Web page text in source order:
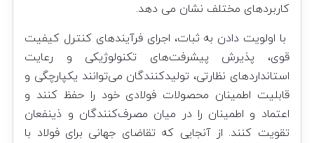
کاربردهای مختلف نشان می دهد.
با اولویت دادن به ثبات، اجرای فرآیندهای کنترل کیفیت
قوی، پذیرش پیشرفت‌های تکنولوژیکی و رعایت
استانداردهای نظارتی، تولیدکنندگان می‌توانند یکپارچگی و
قابلیت اطمینان محصولات فولادی خود را حفظ کنند و
اعتماد و اطمینان را در میان مصرف‌کنندگان و ذینفعان
تقویت کنند. از آنجایی که تقاضای جهانی برای فولاد با